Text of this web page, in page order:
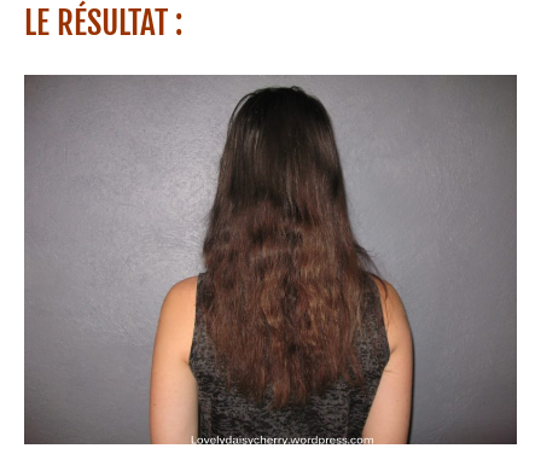
LE RÉSULTAT :